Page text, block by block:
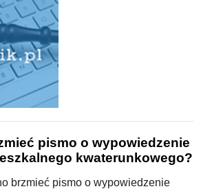
pismo o wypowiedzenie
kwaterunkowego?
brzmieć pismo o wypowiedzenie